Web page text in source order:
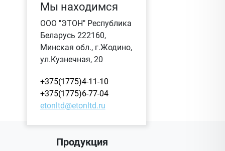
Мы находимся
ООО "ЭТОН" Республика
Беларусь 222160,
Минская обл., г.Жодино,
ул.Кузнечная, 20
+375(1775)4-11-10
+375(1775)6-77-04
etonltd@etonltd.ru
Продукция